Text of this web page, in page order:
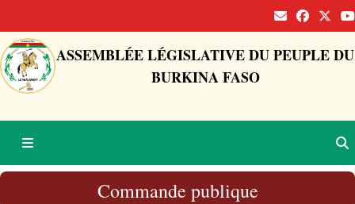
ASSEMBLÉE LÉGISLATIVE DU PEUPLE DU
BURKINA FASO
Commande publique